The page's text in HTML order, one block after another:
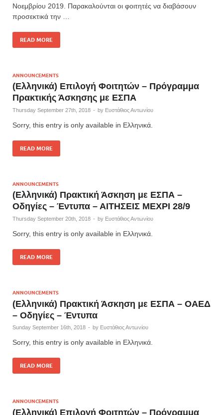
Νοεμβρίου 2019. Παρακαλούνται οι φοιτητές να διαβάσουν
προσεκτικά την …
READ MORE
ANNOUNCEMENTS
(Ελληνικά) Επιλογή Φοιτητών – Πρόγραμμα
Πρακτικής Άσκησης με ΕΣΠΑ
Thursday September 27th, 2018 - by Ευστάθιος Αντωνίου
Sorry, this entry is only available in Ελληνικά.
READ MORE
ANNOUNCEMENTS
(Ελληνικά) Πρακτική Άσκηση με ΕΣΠΑ –
Οδηγίες – Έντυπα – ΑΙΤΗΣΕΙΣ ΜΕΧΡΙ 28/9
Thursday September 20th, 2018 - by Ευστάθιος Αντωνίου
Sorry, this entry is only available in Ελληνικά.
READ MORE
ANNOUNCEMENTS
(Ελληνικά) Πρακτική Άσκηση με ΕΣΠΑ – ΟΑΕΔ
– Οδηγίες – Έντυπα
Sunday September 16th, 2018 - by Ευστάθιος Αντωνίου
Sorry, this entry is only available in Ελληνικά.
READ MORE
ANNOUNCEMENTS
(Ελληνικά) Επιλογή Φοιτητών – Πρόγραμμα